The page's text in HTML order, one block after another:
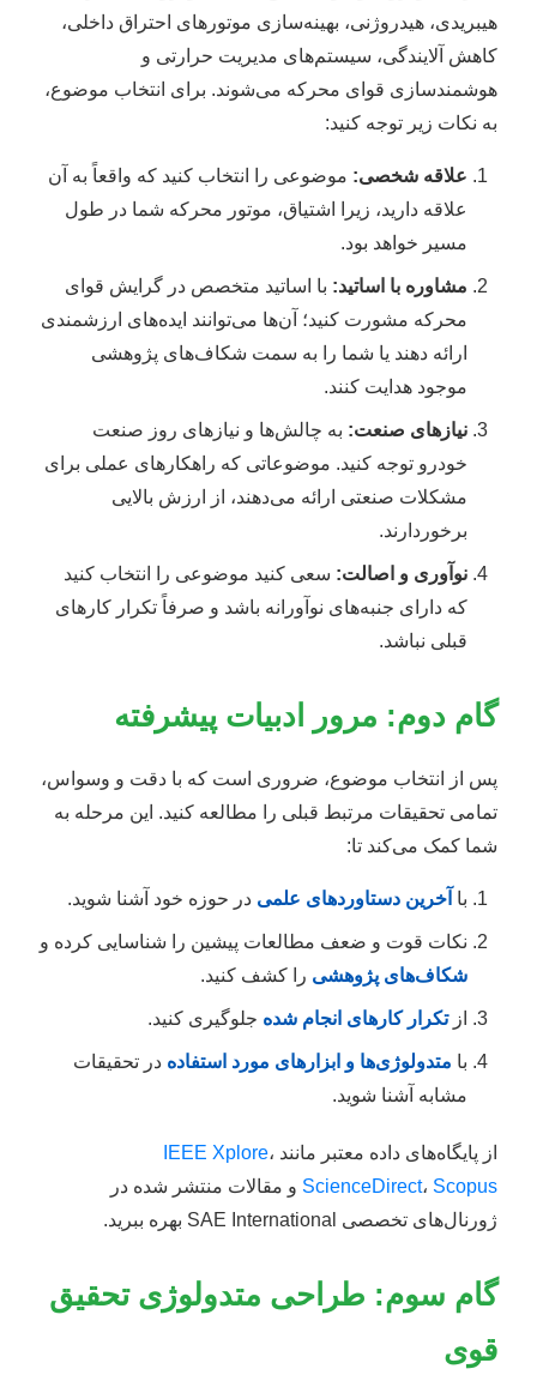
هیبریدی، هیدروژنی، بهینه‌سازی موتورهای احتراق داخلی،
کاهش آلایندگی، سیستم‌های مدیریت حرارتی و
هوشمندسازی قوای محرکه می‌شوند. برای انتخاب موضوع،
به نکات زیر توجه کنید:
علاقه شخصی: موضوعی را انتخاب کنید که واقعاً به آن
علاقه دارید، زیرا اشتیاق، موتور محرکه شما در طول
مسیر خواهد بود.
مشاوره با اساتید: با اساتید متخصص در گرایش قوای
محرکه مشورت کنید؛ آن‌ها می‌توانند ایده‌های ارزشمندی
ارائه دهند یا شما را به سمت شکاف‌های پژوهشی
موجود هدایت کنند.
نیازهای صنعت: به چالش‌ها و نیازهای روز صنعت
خودرو توجه کنید. موضوعاتی که راهکارهای عملی برای
مشکلات صنعتی ارائه می‌دهند، از ارزش بالایی
برخوردارند.
نوآوری و اصالت: سعی کنید موضوعی را انتخاب کنید
که دارای جنبه‌های نوآورانه باشد و صرفاً تکرار کارهای
قبلی نباشد.
گام دوم: مرور ادبیات پیشرفته
پس از انتخاب موضوع، ضروری است که با دقت و وسواس،
تمامی تحقیقات مرتبط قبلی را مطالعه کنید. این مرحله به
شما کمک می‌کند تا:
با آخرین دستاوردهای علمی در حوزه خود آشنا شوید.
نکات قوت و ضعف مطالعات پیشین را شناسایی کرده و
شکاف‌های پژوهشی را کشف کنید.
ازتکرار کارهای انجام شده جلوگیری کنید.
با متدولوژی‌ها و ابزارهای مورد استفاده در تحقیقات
مشابه آشنا شوید.
از پایگاه‌های داده معتبر مانند IEEE Xplore،
ScienceDirect، Scopus
و مقالات منتشر شده در
ژورنال‌های تخصصی SAE International بهره ببرید.
گام سوم: طراحی متدولوژی تحقیق
قوی